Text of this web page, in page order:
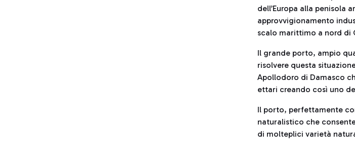
dell’Europa alla penisola
approvvigionamento
scalo marittimo a nord di
Il grande porto, ampio
risolvere questa
Apollodoro di Damasco
ettari creando così uno
Il porto, perfettamente
naturalistico che
di molteplici varietà